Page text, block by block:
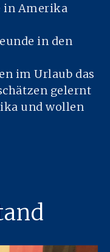
in Amerika
in den
im Urlaub das
gelernt
und wollen